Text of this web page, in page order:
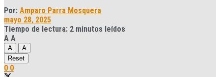
Por: Amparo Parra Mosquera
mayo 28, 2025
Tiempo de lectura: 2 minutos leídos
A A
A
A
Reset
0 0